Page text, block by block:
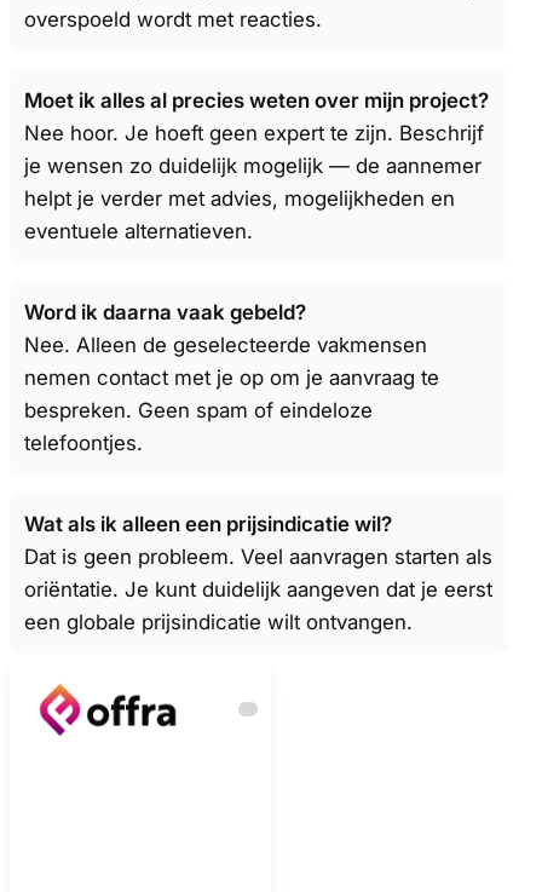
overspoeld wordt met reacties.
Moet ik alles al precies weten over mijn project?
Nee hoor. Je hoeft geen expert te zijn. Beschrijf
je wensen zo duidelijk mogelijk — de aannemer
helpt je verder met advies, mogelijkheden en
eventuele alternatieven.
Word ik daarna vaak gebeld?
Nee. Alleen de geselecteerde vakmensen
nemen contact met je op om je aanvraag te
bespreken. Geen spam of eindeloze
telefoontjes.
Wat als ik alleen een prijsindicatie wil?
Dat is geen probleem. Veel aanvragen starten als
oriëntatie. Je kunt duidelijk aangeven dat je eerst
een globale prijsindicatie wilt ontvangen.